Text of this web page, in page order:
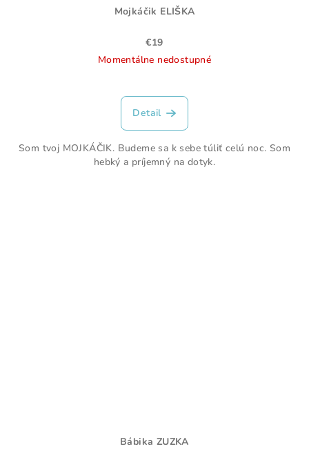
Mojkáčik ELIŠKA
€19
Momentálne nedostupné
Detail
Som tvoj MOJKÁČIK. Budeme sa k sebe túliť celú noc. Som
hebký a príjemný na dotyk.
Bábika ZUZKA